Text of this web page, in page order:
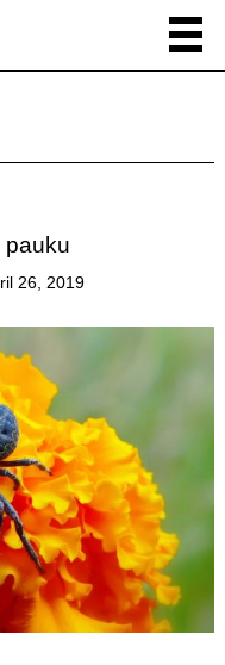
pauku
26, 2019